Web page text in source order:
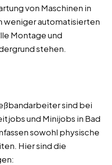
von Maschinen in
weniger automatisierten
Montage und
stehen.
sind bei
und Minijobs in Bad
sowohl physische
Hier sind die